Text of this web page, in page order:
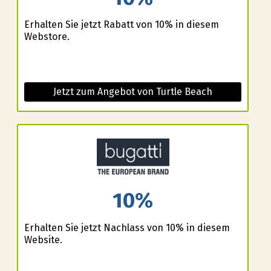
Erhalten Sie jetzt Rabatt von 10% in diesem
Webstore.
Jetzt zum Angebot von Turtle Beach
10%
Erhalten Sie jetzt Nachlass von 10% in diesem
Website.